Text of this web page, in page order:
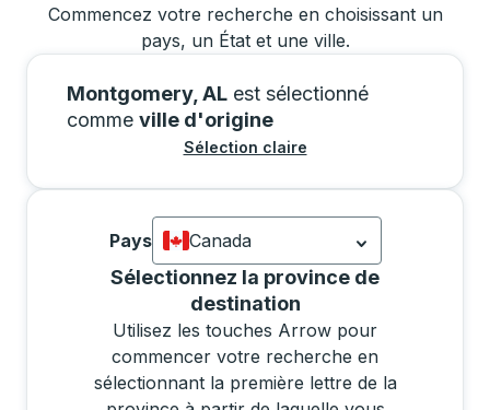
Commencez votre recherche en choisissant un
pays, un État et une ville.
Montgomery, AL est sélectionné
comme ville d'origine
Sélection claire
Pays
Canada
Actuellement sélectionné: Canada.
Sélectionnez la province de
destination
Utilisez les touches Arrow pour
commencer votre recherche en
sélectionnant la première lettre de la
Sélectionner une province dans la liste